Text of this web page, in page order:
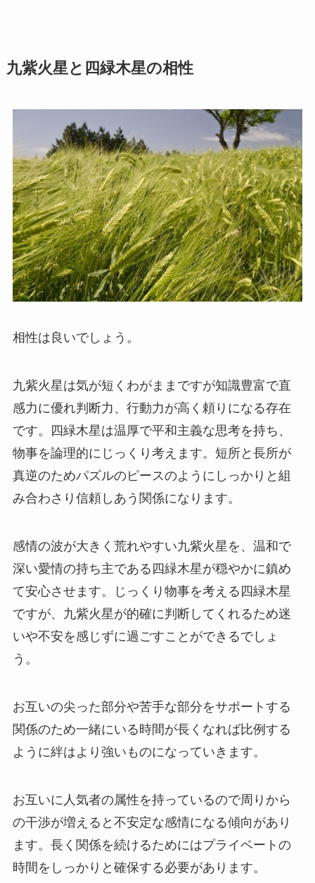
九紫火星と四緑木星の相性
相性は良いでしょう。
九紫火星は気が短くわがままですが知識豊富で直
感力に優れ判断力、行動力が高く頼りになる存在
です。四緑木星は温厚で平和主義な思考を持ち、
物事を論理的にじっくり考えます。短所と長所が
真逆のためパズルのピースのようにしっかりと組
み合わさり信頼しあう関係になります。
感情の波が大きく荒れやすい九紫火星を、温和で
深い愛情の持ち主である四緑木星が穏やかに鎮め
て安心させます。じっくり物事を考える四緑木星
ですが、九紫火星が的確に判断してくれるため迷
いや不安を感じずに過ごすことができるでしょ
う。
お互いの尖った部分や苦手な部分をサポートする
関係のため一緒にいる時間が長くなれば比例する
ように絆はより強いものになっていきます。
お互いに人気者の属性を持っているので周りから
の干渉が増えると不安定な感情になる傾向があり
ます。長く関係を続けるためにはプライベートの
時間をしっかりと確保する必要があります。